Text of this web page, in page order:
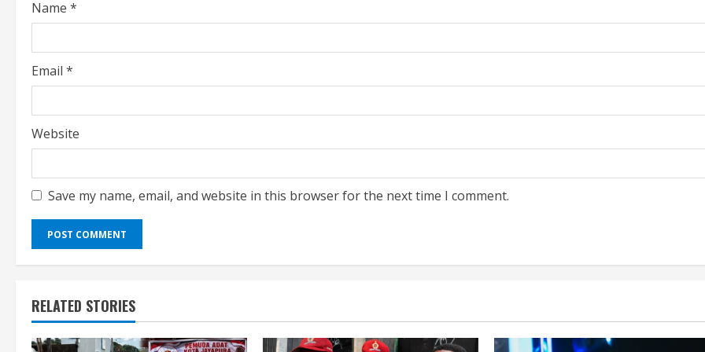
n
g
Name *
Email *
Website
Save my name, email, and website in this browser for the next time I comment.
RELATED STORIES